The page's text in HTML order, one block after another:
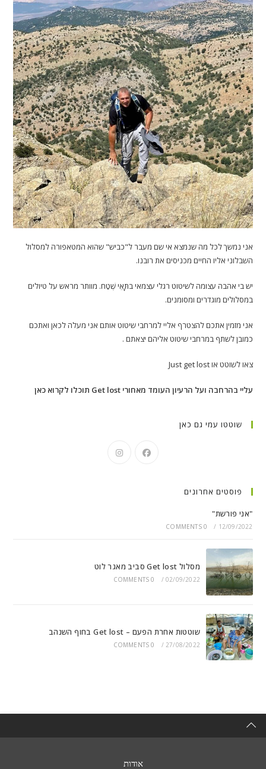
אני נמשך לכל מה שנמצא אי שם מעבר ל"כביש" שהוא המטאפורה למסלול
השבלוני אליו החיים מכניסים את רובנו.
יש בי אהבה עצומה לשיטוט רגלי עצמאי בתָּאֵי שֶׁטַח. מוותר מראש על טיולים
במסלולים מוגדרים ומסומנים.
אני מזמין אתכם להצטרף אליי למרחבי שיטוט אותם אני מעלה לכאן ואתכם
כמובן לשתף במרחבי שיטוט אליהם יצאתם .
צאו לשוטט או Just get lost
עליי בהרחבה ועל הרעיון העומד מאחורי Get lost תוכלו לקרוא כאן
שוטטו עמי גם כאן
פוסטים אחרונים
"אני פורשת"
12/09/2022
/
0 COMMENTS
מסלול Get lost סביב מאגר לוט
02/09/2022
/
0 COMMENTS
שוטטות אחרת הפעם – Get lost בחוף השנהב
27/08/2022
/
0 COMMENTS
אודות